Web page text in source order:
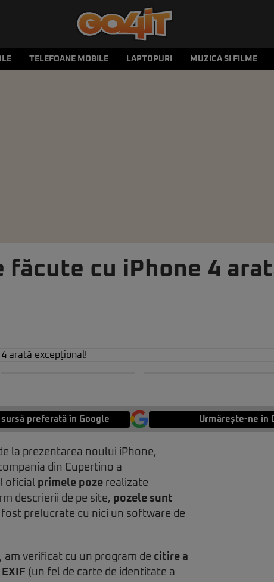
TELEFOANE MOBILE LAPTOPURI MUZICA SI FILME
făcute cu iPhone 4
preferată în Google Urmărește-ne in
la prezentarea noului iPhone,
din Cupertino a
oficial primele poze realizate
descrierii de pe site, pozele sunt
fost prelucrate cu nici un software de
am verificat cu un program de citire a
(un fel de carte de identitate a